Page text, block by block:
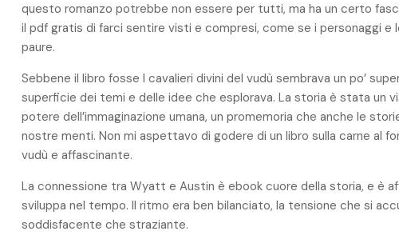
questo romanzo potrebbe non essere per tutti, ma ha un certo
il pdf gratis di farci sentire visti e compresi, come se i personaggi
paure.
Sebbene il libro fosse I cavalieri divini del vudù sembrava un po’
superficie dei temi e delle idee che esplorava. La storia è stata un
potere dell’immaginazione umana, un promemoria che anche le
nostre menti. Non mi aspettavo di godere di un libro sulla carne al
vudù e affascinante.
La connessione tra Wyatt e Austin è ebook cuore della storia, e è
sviluppa nel tempo. Il ritmo era ben bilanciato, la tensione che si
soddisfacente che straziante.